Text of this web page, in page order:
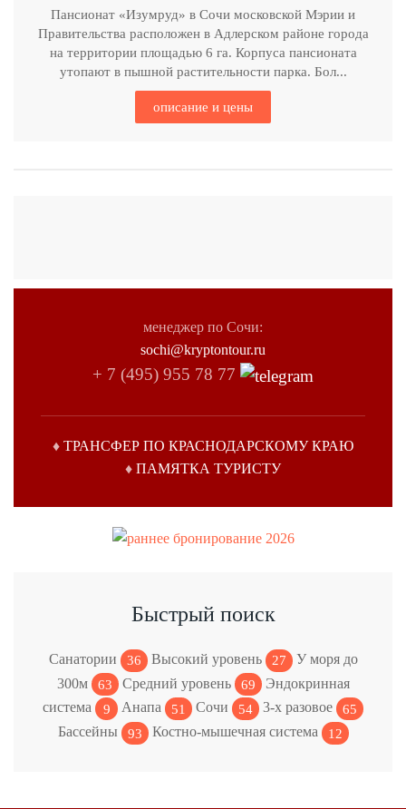
Пансионат «Изумруд» в Сочи московской Мэрии и
Правительства расположен в Адлерском районе города
на территории площадью 6 га. Корпуса пансионата
утопают в пышной растительности парка. Бол...
описание и цены
менеджер по Сочи:
sochi@kryptontour.ru
+ 7 (495) 955 78 77
♦ ТРАНСФЕР ПО КРАСНОДАРСКОМУ КРАЮ
♦ ПАМЯТКА ТУРИСТУ
Быстрый поиск
Санатории 36 Высокий уровень 27
У моря до
300м
63 Средний уровень 69
Эндокринная
система
9 Анапа 51 Сочи 54 3-х разовое 65
Бассейны 93 Костно-мышечная система 12